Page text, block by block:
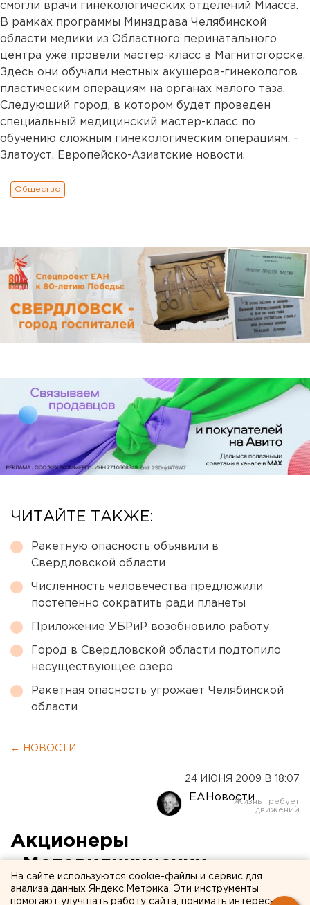
смогли врачи гинекологических отделений Миасса.
В рамках программы Минздрава Челябинской
области медики из Областного перинатального
центра уже провели мастер-класс в Магнитогорске.
Здесь они обучали местных акушеров-гинекологов
пластическим операциям на органах малого таза.
Следующий город, в котором будет проведен
специальный медицинский мастер-класс по
обучению сложным гинекологическим операциям, –
Златоуст. Европейско-Азиатские новости.
Общество
ЧИТАЙТЕ ТАКЖЕ:
Ракетную опасность объявили в
Свердловской области
Численность человечества предложили
постепенно сократить ради планеты
Приложение УБРиР возобновило работу
Город в Свердловской области подтопило
несуществующее озеро
Ракетная опасность угрожает Челябинской
области
← НОВОСТИ
24 ИЮНЯ 2009 В 18:07
ЕАНовости
Акционеры
«Мотовилихинских
заводов» избрали новый
На сайте используются cookie-файлы и сервис для
анализа данных Яндекс.Метрика. Эти инструменты
помогают улучшать работу сайта, понимать интересы